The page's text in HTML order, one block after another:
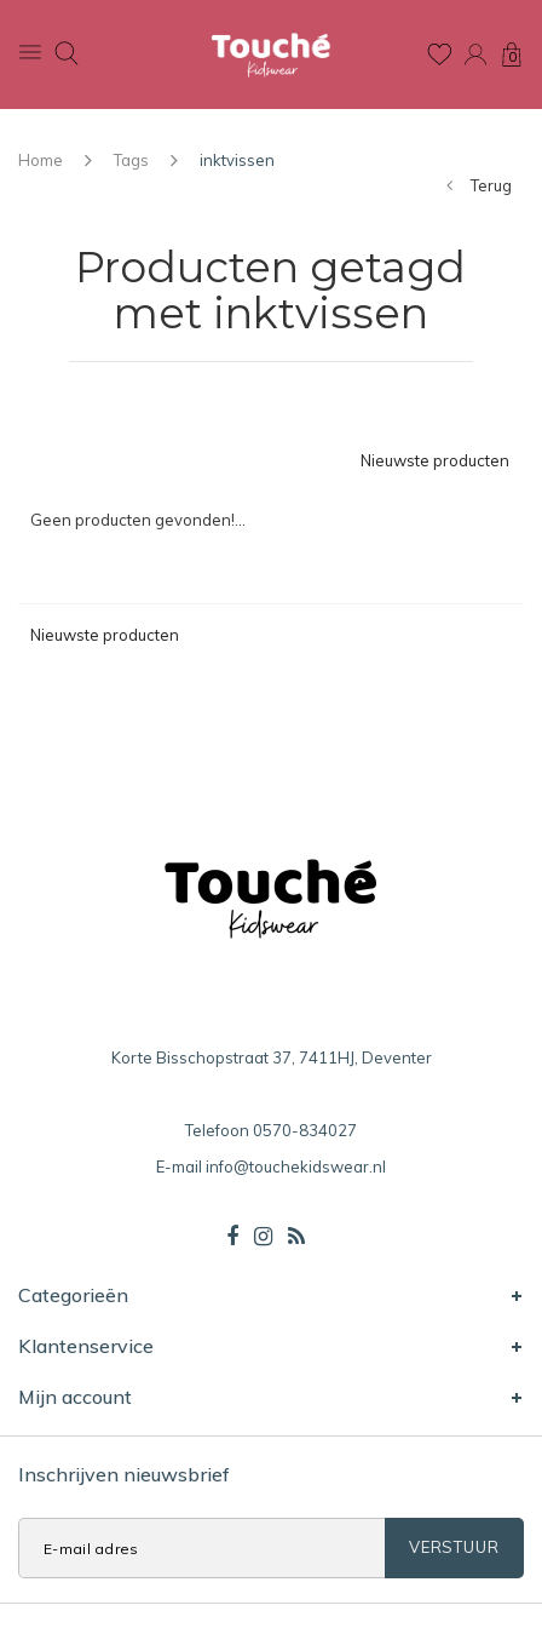
0
Home Tags
inktvissen
Terug
Producten getagd
met inktvissen
Nieuwste producten
Geen producten gevonden!...
Nieuwste producten
Korte Bisschopstraat 37, 7411HJ, Deventer
Telefoon 0570-834027
E-mail info@touchekidswear.nl
Categorieën
Klantenservice
Mijn account
Inschrijven nieuwsbrief
VERSTUUR